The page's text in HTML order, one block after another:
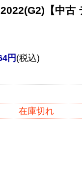
【中古
円(税込)
在庫切れ